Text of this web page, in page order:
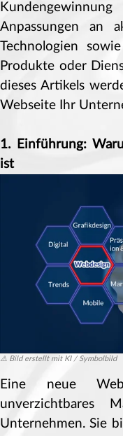
Anpassungen an
Technologien
Produkte oder
dieses Artikels
Webseite Ihr
1. Einführung:
ist
⚠️ Bild erstellt mit KI / Symbolbild
Eine neue
unverzichtbares
Unternehmen. Sie